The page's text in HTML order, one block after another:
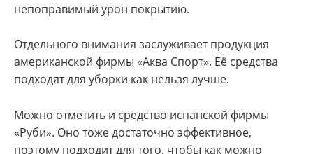
непоправимый урон покрытию.
Отдельного внимания заслуживает продукция
американской фирмы «Аква Спорт». Её средства
подходят для уборки как нельзя лучше.
Можно отметить и средство испанской фирмы
«Руби». Оно тоже достаточно эффективное,
поэтому подходит для того, чтобы как можно